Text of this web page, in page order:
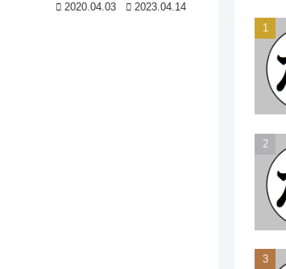
2020.04.03 2023.04.14